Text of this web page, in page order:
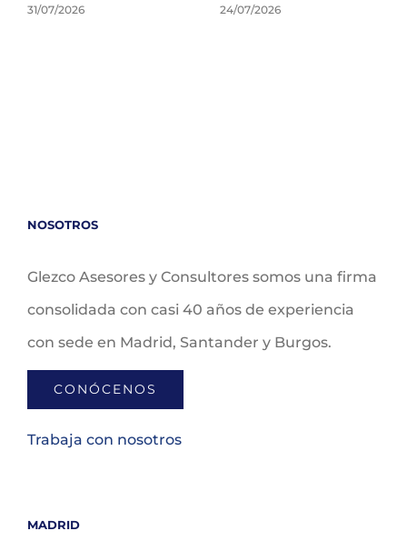
31/07/2026 24/07/2026
NOSOTROS
Glezco Asesores y Consultores somos una firma
consolidada con casi 40 años de experiencia
con sede en Madrid, Santander y Burgos.
CONÓCENOS
Trabaja con nosotros
MADRID